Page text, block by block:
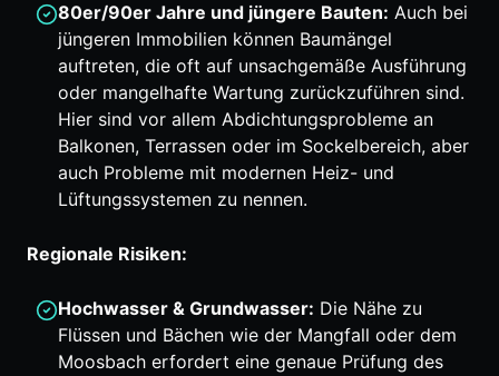
80er/90er Jahre und jüngere Bauten: Auch bei
jüngeren Immobilien können Baumängel
auftreten, die oft auf unsachgemäße Ausführung
oder mangelhafte Wartung zurückzuführen sind.
Hier sind vor allem Abdichtungsprobleme an
Balkonen, Terrassen oder im Sockelbereich, aber
auch Probleme mit modernen Heiz- und
Lüftungssystemen zu nennen.
Regionale Risiken:
Hochwasser & Grundwasser: Die Nähe zu
Flüssen und Bächen wie der Mangfall oder dem
Moosbach erfordert eine genaue Prüfung des